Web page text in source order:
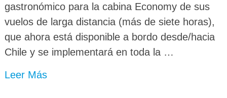
gastronómico para la cabina Economy de sus
vuelos de larga distancia (más de siete horas),
que ahora está disponible a bordo desde/hacia
Chile y se implementará en toda la …
Leer Más